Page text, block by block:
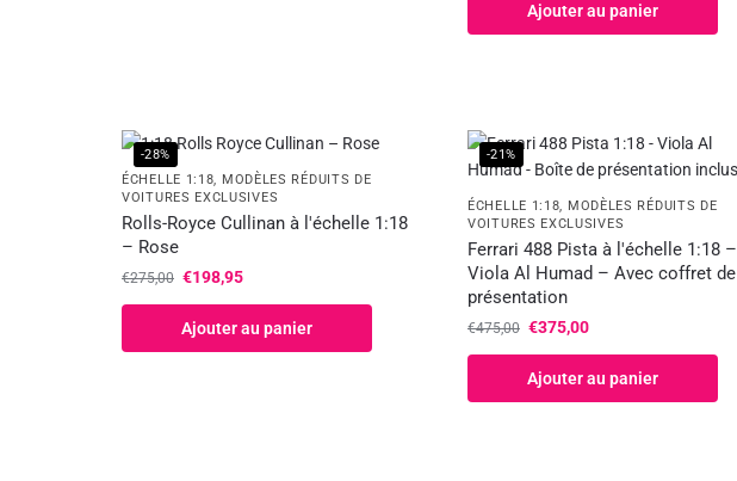
Ajouter au panier
-28%
ÉCHELLE 1:18, MODÈLES RÉDUITS DE
VOITURES EXCLUSIVES
Rolls-Royce Cullinan à l'échelle 1:18
– Rose
€275,00 €198,95
Ajouter au panier
-21%
ÉCHELLE 1:18, MODÈLES RÉDUITS DE
VOITURES EXCLUSIVES
Ferrari 488 Pista à l'échelle 1:18 –
Viola Al Humad – Avec coffret de
présentation
€475,00 €375,00
Ajouter au panier